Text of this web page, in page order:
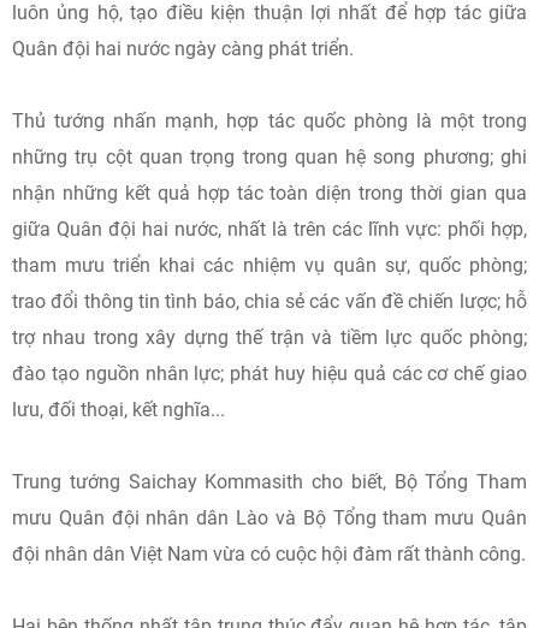
luôn ủng hộ, tạo điều kiện thuận lợi nhất để hợp tác giữa
Quân đội hai nước ngày càng phát triển.
Thủ tướng nhấn mạnh, hợp tác quốc phòng là một trong
những trụ cột quan trọng trong quan hệ song phương; ghi
nhận những kết quả hợp tác toàn diện trong thời gian qua
giữa Quân đội hai nước, nhất là trên các lĩnh vực: phối hợp,
tham mưu triển khai các nhiệm vụ quân sự, quốc phòng;
trao đổi thông tin tình báo, chia sẻ các vấn đề chiến lược; hỗ
trợ nhau trong xây dựng thế trận và tiềm lực quốc phòng;
đào tạo nguồn nhân lực; phát huy hiệu quả các cơ chế giao
lưu, đối thoại, kết nghĩa...
Trung tướng Saichay Kommasith cho biết, Bộ Tổng Tham
mưu Quân đội nhân dân Lào và Bộ Tổng tham mưu Quân
đội nhân dân Việt Nam vừa có cuộc hội đàm rất thành công.